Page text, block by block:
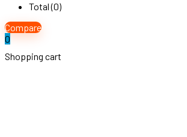
Total (0)
Compare
0
Shopping cart